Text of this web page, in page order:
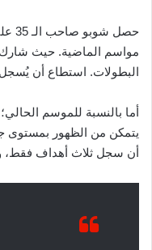
البطولات. استطاع أن يُسجل 38 هدفًا، وقام بصناعة 13 هدفًا آخر.
يتمكن من الظهور بمستوى
أن سجل ثلاث أهداف فقط،